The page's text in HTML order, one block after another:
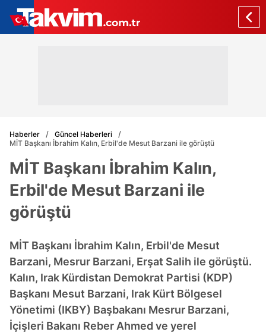
Haberler
Güncel Haberleri
MİT Başkanı İbrahim Kalın, Erbil'de Mesut Barzani ile görüştü
MİT Başkanı İbrahim Kalın,
Erbil'de Mesut Barzani ile
görüştü
MİT Başkanı İbrahim Kalın, Erbil'de Mesut
Barzani, Mesrur Barzani, Erşat Salih ile görüştü.
Kalın, Irak Kürdistan Demokrat Partisi (KDP)
Başkanı Mesut Barzani, Irak Kürt Bölgesel
Yönetimi (IKBY) Başbakanı Mesrur Barzani,
İçişleri Bakanı Reber Ahmed ve yerel